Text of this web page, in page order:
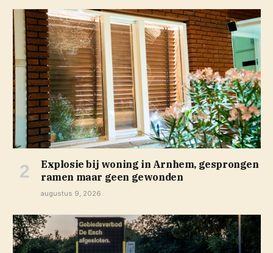
Explosie bij woning in Arnhem, gesprongen
ramen maar geen gewonden
augustus 9, 2026